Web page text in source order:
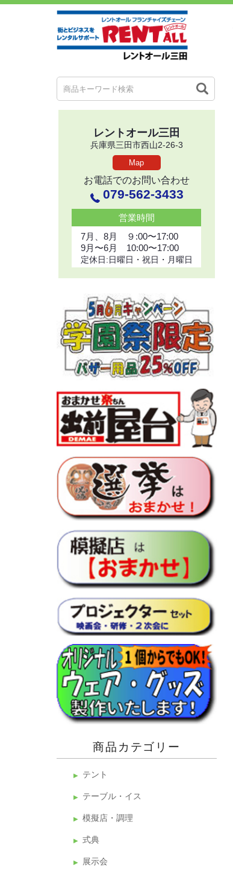
レントオール三田
兵庫県三田市西山2-26-3
Map
お電話でのお問い合わせ
079-562-3433
営業時間
7月、8月 ９:00〜17:00
9月〜6月 10:00〜17:00
定休日:日曜日・祝日・月曜日
商品カテゴリー
テント
テーブル・イス
模擬店・調理
式典
展示会